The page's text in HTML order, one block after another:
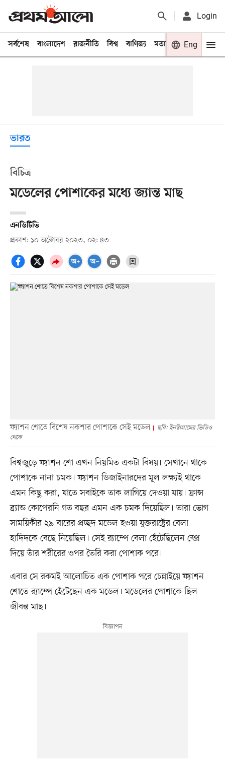
Login
সর্বশেষ বাংলাদেশ রাজনীতি বিশ্ব বাণিজ্য মতামত খেলা
Eng
ভারত
বিচিত্র
মডেলের পোশাকের মধ্যে জ্যান্ত মাছ
এনডিটিভি
প্রকাশ: ১০ অক্টোবর ২০২৩, ০২: ৪৩
ফ্যাশন শোতে বিশেষ নকশার পোশাকে সেই মডেল
ছবি: ইনস্টাগ্রামের ভিডিও
থেকে
বিশ্বজুড়ে ফ্যাশন শো এখন নিয়মিত একটা বিষয়। সেখানে থাকে
পোশাকে নানা চমক। ফ্যাশন ডিজাইনারদের মূল লক্ষ্যই থাকে
এমন কিছু করা, যাতে সবাইকে তাক লাগিয়ে দেওয়া যায়। ফ্রান্স
ব্র্যান্ড কোপেরনি গত বছর এমন এক চমক দিয়েছিল। তারা ভোগ
সাময়িকীর ২৯ বারের প্রচ্ছদ মডেল হওয়া যুক্তরাষ্ট্রের বেলা
হাদিদকে বেছে নিয়েছিল। সেই র‍্যাম্পে বেলা হেঁটেছিলেন স্প্রে
দিয়ে তাঁর শরীরের ওপর তৈরি করা পোশাক পরে।
এবার সে রকমই আলোচিত এক পোশাক পরে চেন্নাইয়ে ফ্যাশন
শোতে র‍্যাম্পে হেঁটেছেন এক মডেল। মডেলের পোশাকে ছিল
জীবন্ত মাছ।